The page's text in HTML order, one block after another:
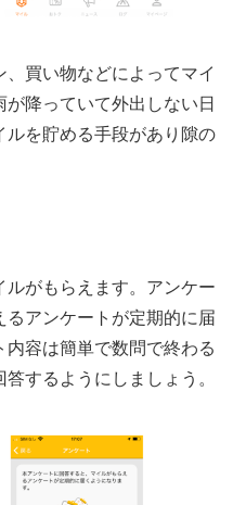
買い物などによってマイ
降っていて外出しない日
ルを貯める手段があり隙の
がもらえます。アンケー
るアンケートが定期的に届
内容は簡単で数問で終わる
するようにしましょう。